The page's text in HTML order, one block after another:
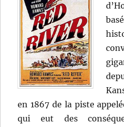
en 1867 de la piste
qui eut des